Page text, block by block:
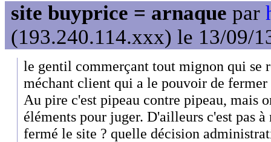
site buyprice = arnaque par
(193.240.114.xxx) le 13/09/
le gentil commerçant tout mignon qui se
méchant client qui a le pouvoir de
Au pire c'est pipeau contre pipeau, mais
éléments pour juger. D'ailleurs c'est pas
fermé le site ? quelle décision